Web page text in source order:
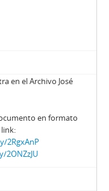
en el Archivo José
en formato
link:
2RgxAnP